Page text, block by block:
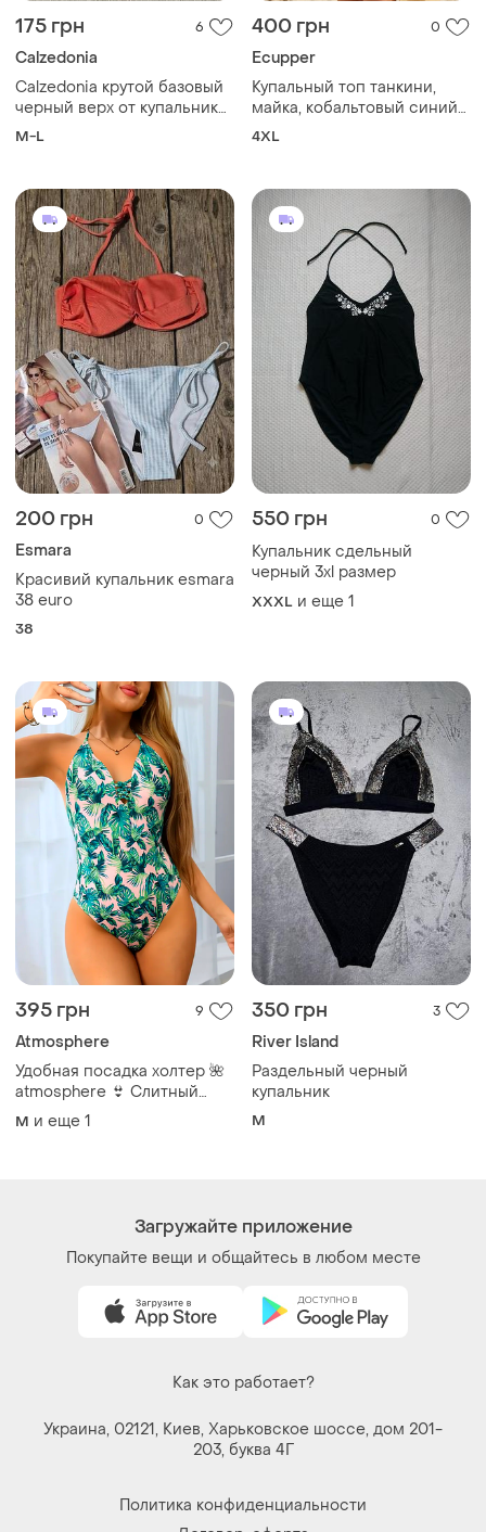
175 грн 6
Calzedonia
Calzedonia крутой базовый
черный верх от купальника
на завязках качественного
M-L
400 грн 0
Ecupper
Купальный топ танкини,
майка, кобальтовый синий
и белый цветочный принт,
4XL
200 грн 0
Esmara
Красивий купальник esmara
38 euro
38
550 грн 0
Купальник сдельный
черный 3xl размер
XXXL и еще 1
395 грн 9
Atmosphere
Удобная посадка холтер 🌺
atmosphere 👙 Слитный
купальник 🌴 закрытый
купальник m
M и еще 1
350 грн 3
River Island
Раздельный черный
купальник
M
Загружайте приложение
Покупайте вещи и общайтесь в любом месте
Как это работает?
Украина, 02121, Киев, Харьковское шоссе, дом 201-
203, буква 4Г
Политика конфиденциальности